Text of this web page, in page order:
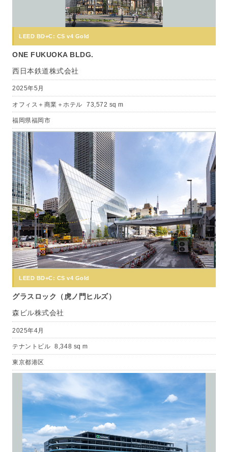
LEED BD+C: CS v4 Gold
ONE FUKUOKA BLDG.
西日本鉄道株式会社
2025年5月
オフィス＋商業＋ホテル 73,572 sq m
福岡県福岡市
LEED BD+C: CS v4 Gold
グラスロック（虎ノ門ヒルズ）
森ビル株式会社
2025年4月
テナントビル 8,348 sq m
東京都港区